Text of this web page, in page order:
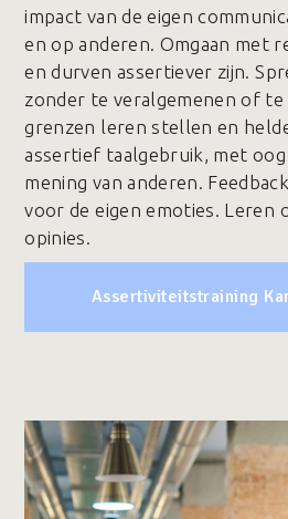
impact van de eigen
en op anderen. Omgaan met
en durven assertiever zijn.
zonder te veralgemenen of te
grenzen leren stellen en
assertief taalgebruik, met
mening van anderen.
voor de eigen emoties. Leren
opinies.
Assertiviteitstraining